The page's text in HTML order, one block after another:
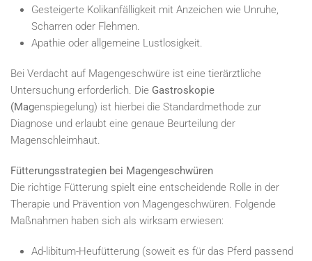
Gesteigerte Kolikanfälligkeit mit Anzeichen wie Unruhe,
Scharren oder Flehmen.
Apathie oder allgemeine Lustlosigkeit.
Bei Verdacht auf Magengeschwüre ist eine tierärztliche
Untersuchung erforderlich. Die Gastroskopie
(Magenspiegelung) ist hierbei die Standardmethode zur
Diagnose und erlaubt eine genaue Beurteilung der
Magenschleimhaut.
Fütterungsstrategien bei Magengeschwüren
Die richtige Fütterung spielt eine entscheidende Rolle in der
Therapie und Prävention von Magengeschwüren. Folgende
Maßnahmen haben sich als wirksam erwiesen:
Ad-libitum-Heufütterung (soweit es für das Pferd passend